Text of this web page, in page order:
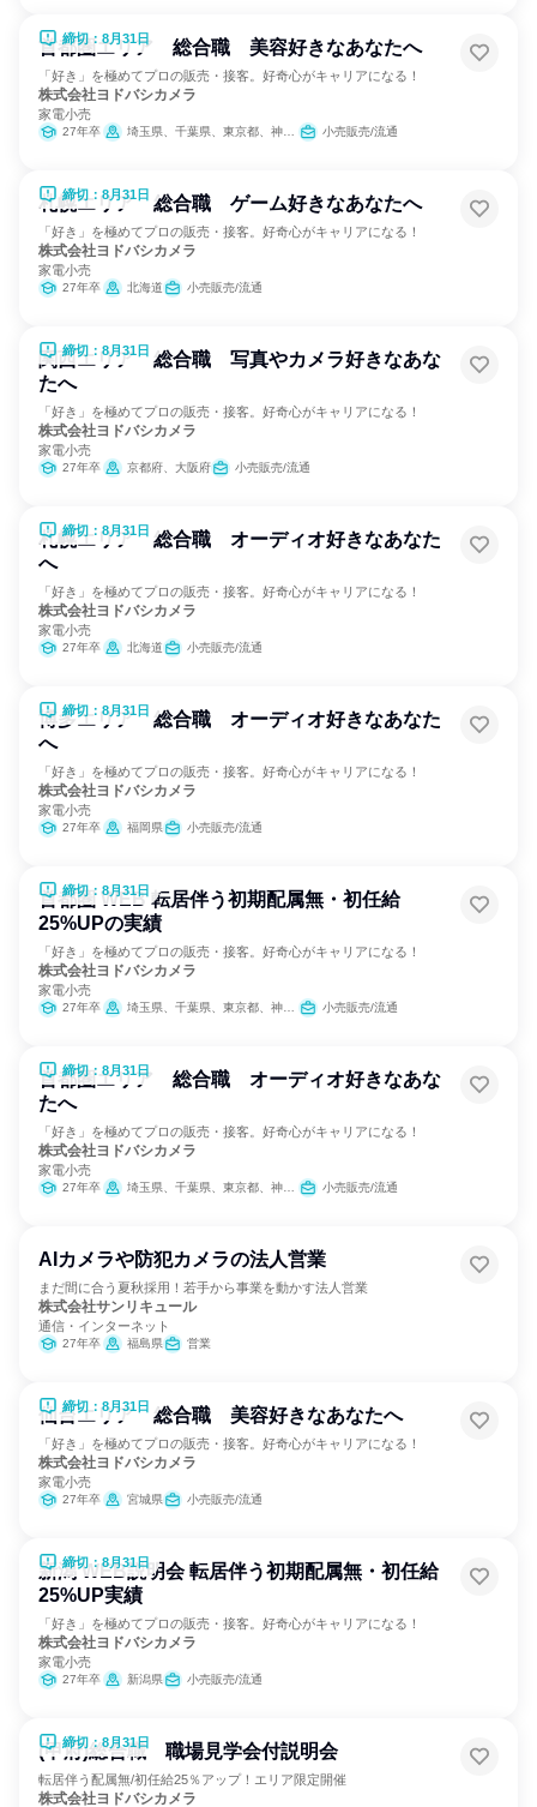
締切：8月31日
首都圏エリア 総合職 美容好きなあなたへ
「好き」を極めてプロの販売・接客。好奇心がキャリアになる！
株式会社ヨドバシカメラ
家電小売
27年卒 埼玉県、千葉県、東京都、神奈川県 小売販売/流通
締切：8月31日
札幌エリア 総合職 ゲーム好きなあなたへ
「好き」を極めてプロの販売・接客。好奇心がキャリアになる！
株式会社ヨドバシカメラ
家電小売
27年卒 北海道 小売販売/流通
締切：8月31日
関西エリア 総合職 写真やカメラ好きなあな
たへ
「好き」を極めてプロの販売・接客。好奇心がキャリアになる！
株式会社ヨドバシカメラ
家電小売
27年卒 京都府、大阪府 小売販売/流通
締切：8月31日
札幌エリア 総合職 オーディオ好きなあなた
へ
「好き」を極めてプロの販売・接客。好奇心がキャリアになる！
株式会社ヨドバシカメラ
家電小売
27年卒 北海道 小売販売/流通
締切：8月31日
博多エリア 総合職 オーディオ好きなあなた
へ
「好き」を極めてプロの販売・接客。好奇心がキャリアになる！
株式会社ヨドバシカメラ
家電小売
27年卒 福岡県 小売販売/流通
締切：8月31日
首都圏 WEB 転居伴う初期配属無・初任給
25%UPの実績
「好き」を極めてプロの販売・接客。好奇心がキャリアになる！
株式会社ヨドバシカメラ
家電小売
27年卒 埼玉県、千葉県、東京都、神奈川県 小売販売/流通
締切：8月31日
首都圏エリア 総合職 オーディオ好きなあな
たへ
「好き」を極めてプロの販売・接客。好奇心がキャリアになる！
株式会社ヨドバシカメラ
家電小売
27年卒 埼玉県、千葉県、東京都、神奈川県 小売販売/流通
AIカメラや防犯カメラの法人営業
まだ間に合う夏秋採用！若手から事業を動かす法人営業
株式会社サンリキュール
通信・インターネット
27年卒 福島県 営業
締切：8月31日
仙台エリア 総合職 美容好きなあなたへ
「好き」を極めてプロの販売・接客。好奇心がキャリアになる！
株式会社ヨドバシカメラ
家電小売
27年卒 宮城県 小売販売/流通
締切：8月31日
新潟 WEB説明会 転居伴う初期配属無・初任給
25%UP実績
「好き」を極めてプロの販売・接客。好奇心がキャリアになる！
株式会社ヨドバシカメラ
家電小売
27年卒 新潟県 小売販売/流通
締切：8月31日
(甲府)総合職 職場見学会付説明会
転居伴う配属無/初任給25％アップ！エリア限定開催
株式会社ヨドバシカメラ